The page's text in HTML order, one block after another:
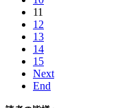
11
12
13
14
15
Next
End